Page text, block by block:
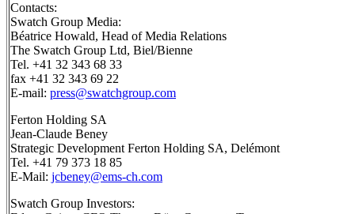
Contacts:
Swatch Group Media:
Béatrice Howald, Head of Media Relations
The Swatch Group Ltd, Biel/Bienne
Tel. +41 32 343 68 33
fax +41 32 343 69 22
E-mail: press@swatchgroup.com
Ferton Holding SA
Jean-Claude Beney
Strategic Development Ferton Holding SA, Delémont
Tel. +41 79 373 18 85
E-Mail: jcbeney@ems-ch.com
Swatch Group Investors: